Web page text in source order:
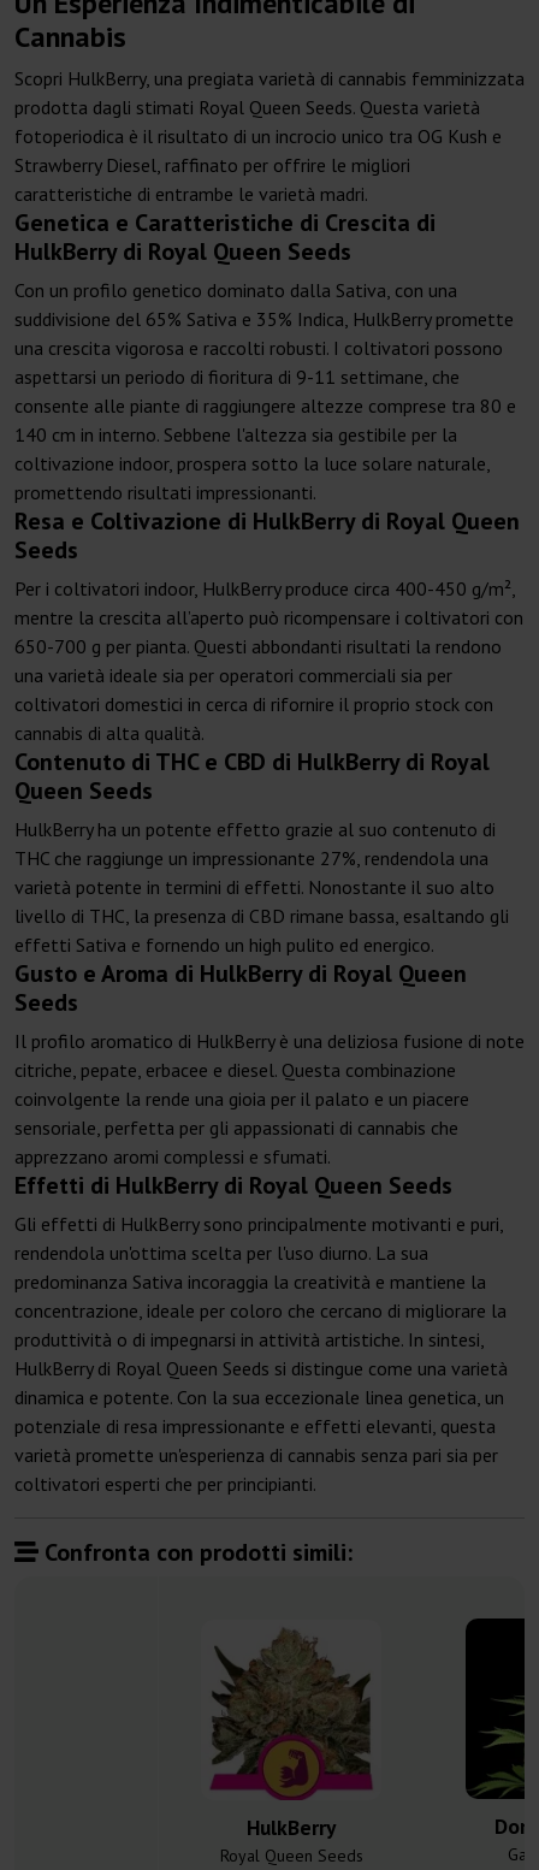
Cannabis
Scopri HulkBerry, una pregiata varietà di cannabis femminizzata
prodotta dagli stimati Royal Queen Seeds. Questa varietà
fotoperiodica è il risultato di un incrocio unico tra OG Kush e
Strawberry Diesel, raffinato per offrire le migliori
caratteristiche di entrambe le varietà madri.
Genetica e Caratteristiche di Crescita di
HulkBerry di Royal Queen Seeds
Con un profilo genetico dominato dalla Sativa, con una
suddivisione del 65% Sativa e 35% Indica, HulkBerry promette
una crescita vigorosa e raccolti robusti. I coltivatori possono
aspettarsi un periodo di fioritura di 9-11 settimane, che
consente alle piante di raggiungere altezze comprese tra 80 e
140 cm in interno. Sebbene l'altezza sia gestibile per la
coltivazione indoor, prospera sotto la luce solare naturale,
promettendo risultati impressionanti.
Resa e Coltivazione di HulkBerry di Royal Queen
Seeds
Per i coltivatori indoor, HulkBerry produce circa 400-450 g/m²,
mentre la crescita all’aperto può ricompensare i coltivatori con
650-700 g per pianta. Questi abbondanti risultati la rendono
una varietà ideale sia per operatori commerciali sia per
coltivatori domestici in cerca di rifornire il proprio stock con
cannabis di alta qualità.
Contenuto di THC e CBD di HulkBerry di Royal
Queen Seeds
HulkBerry ha un potente effetto grazie al suo contenuto di
THC che raggiunge un impressionante 27%, rendendola una
varietà potente in termini di effetti. Nonostante il suo alto
livello di THC, la presenza di CBD rimane bassa, esaltando gli
effetti Sativa e fornendo un high pulito ed energico.
Gusto e Aroma di HulkBerry di Royal Queen
Seeds
Il profilo aromatico di HulkBerry è una deliziosa fusione di note
citriche, pepate, erbacee e diesel. Questa combinazione
coinvolgente la rende una gioia per il palato e un piacere
sensoriale, perfetta per gli appassionati di cannabis che
apprezzano aromi complessi e sfumati.
Effetti di HulkBerry di Royal Queen Seeds
Gli effetti di HulkBerry sono principalmente motivanti e puri,
rendendola un'ottima scelta per l'uso diurno. La sua
predominanza Sativa incoraggia la creatività e mantiene la
concentrazione, ideale per coloro che cercano di migliorare la
produttività o di impegnarsi in attività artistiche. In sintesi,
HulkBerry di Royal Queen Seeds si distingue come una varietà
dinamica e potente. Con la sua eccezionale linea genetica, un
potenziale di resa impressionante e effetti elevanti, questa
varietà promette un'esperienza di cannabis senza pari sia per
coltivatori esperti che per principianti.
Confronta con prodotti simili:
HulkBerry
Royal Queen Seeds